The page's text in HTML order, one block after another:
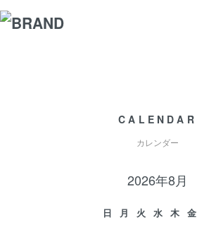
CALENDAR
カレンダー
2026年8月
日 月 火 水 木 金